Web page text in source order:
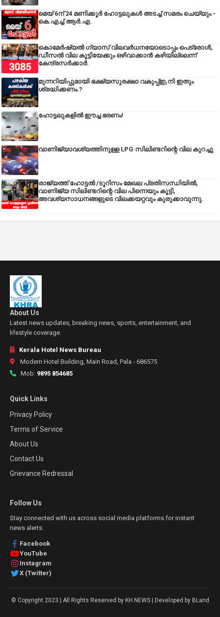
മെയ് 6ന് 24 മണിക്കൂർ ഹോട്ടലുകൾ അടച്ച് സമരം ചെയ്യും -
കെ.എച്ച്.ആർ.എ.
കൊമേർഷ്യൽ ഗ്യാസ് വിലവർധനയോടൊപ്പം പെട്രോൾ,
ഡീസല്‍ വില കൂട്ടിയേക്കും ഒഴിവാക്കാന്‍ കഴിയില്ലെന്ന്
കേന്ദ്രസര്‍ക്കാര്‍.
മുന്നറിയിപ്പുമായി ഭക്ഷ്യസുരക്ഷാ വകുപ്പ്ഇ,നി ഇതും
ശ്രദ്ധിക്കണം.?
ഹോട്ടലുകളിൽ ഈച്ച ഭരണം!
വാണിജ്യാവശ്യത്തിനുള്ള LPG സിലിണ്ടറിന്റെ വില കുറച്ചു
രാജ്യത്ത് ഹോട്ടൽ /ടൂറിസം മേഖല പ്രതിസന്ധിയിൽ,
വാണിജ്യ സിലിണ്ടറിന്റെ വില പിന്നെയും കൂട്ടി,
അവശ്യസാധനങ്ങളുടെ വിലക്കയറ്റവും കുരുക്കാവുന്നു.
About Us
Latest news updates, breaking news, sports, entertainment, and
lifestyle coverage.
Kerala Hotel News Bureau
Modern Hotel Building, Main Road, Pala - 686575
Mob: 9895 854685
Quick Links
Privacy Policy
Terms of Service
About Us
Contact Us
Grievance Redressal
Follow Us
Stay connected with us across social media platforms for instant
news alerts.
Facebook
YouTube
Instagram
X (Twitter)
© Copyright 2023 | All Rights Reserved by KH NEWS | Developed by BLand